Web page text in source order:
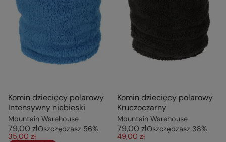
Komin dziecięcy polarowy
Intensywny niebieski
Mountain Warehouse
79,00 złOszczędzasz 56%
35,00 zł
Komin dziecięcy polarowy
Kruczoczarny
Mountain Warehouse
79,00 złOszczędzasz 38%
49,00 zł